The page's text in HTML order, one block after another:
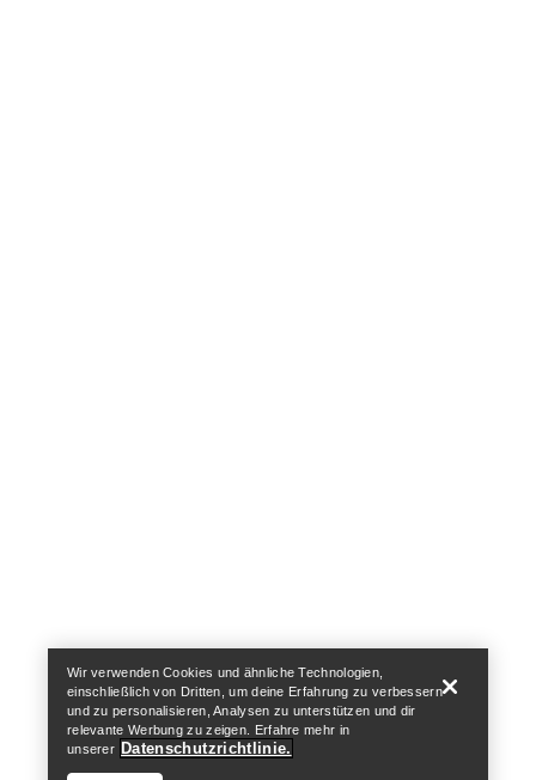
Wir verwenden Cookies und ähnliche Technologien,
einschließlich von Dritten, um deine Erfahrung zu verbessern
und zu personalisieren, Analysen zu unterstützen und dir
relevante Werbung zu zeigen. Erfahre mehr in
unserer Datenschutzrichtlinie.